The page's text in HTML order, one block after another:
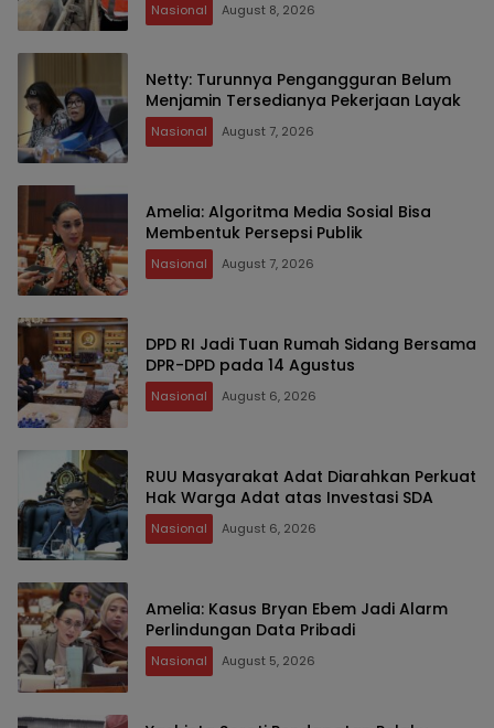
Nasional August 8, 2026
Netty: Turunnya Pengangguran Belum
Menjamin Tersedianya Pekerjaan Layak
Nasional August 7, 2026
Amelia: Algoritma Media Sosial Bisa
Membentuk Persepsi Publik
Nasional August 7, 2026
DPD RI Jadi Tuan Rumah Sidang Bersama
DPR-DPD pada 14 Agustus
Nasional August 6, 2026
RUU Masyarakat Adat Diarahkan Perkuat
Hak Warga Adat atas Investasi SDA
Nasional August 6, 2026
Amelia: Kasus Bryan Ebem Jadi Alarm
Perlindungan Data Pribadi
Nasional August 5, 2026